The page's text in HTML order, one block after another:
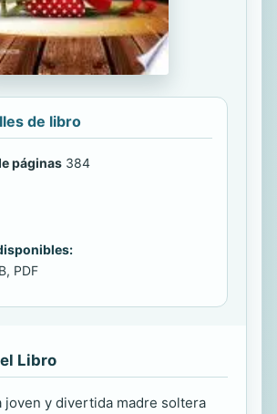
de libro
páginas 384
PDF
Libro
joven y divertida madre soltera